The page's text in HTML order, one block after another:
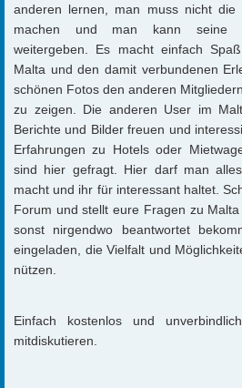
anderen lernen, man muss nicht
machen und man kann seine
weitergeben. Es macht einfach
Malta und den damit verbundenen
schönen Fotos den anderen
zu zeigen. Die anderen User im
Berichte und Bilder freuen und
Erfahrungen zu Hotels oder
sind hier gefragt. Hier darf man
macht und ihr für interessant haltet.
Forum und stellt eure Fragen zu
sonst nirgendwo beantwortet
eingeladen, die Vielfalt und
nützen.
Einfach kostenlos und
mitdiskutieren.